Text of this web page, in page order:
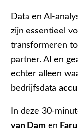
Data en AI-
zijn essentieel
transformeren
partner. AI en
echter alleen
bedrijfsdata
In deze 30-
van Dam en